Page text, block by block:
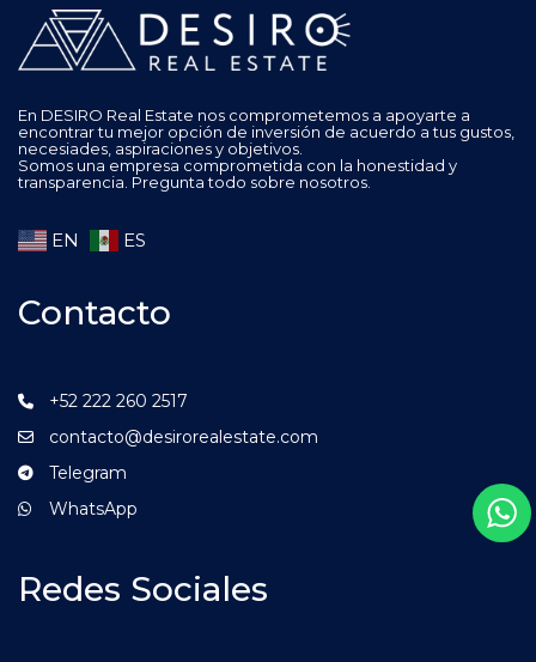
En DESIRO Real Estate nos comprometemos a apoyarte a
encontrar tu mejor opción de inversión de acuerdo a tus gustos,
necesiades, aspiraciones y objetivos.
Somos una empresa comprometida con la honestidad y
transparencia. Pregunta todo sobre nosotros.
EN ES
Contacto
+52 222 260 2517
contacto@desirorealestate.com
Telegram
WhatsApp
Redes Sociales